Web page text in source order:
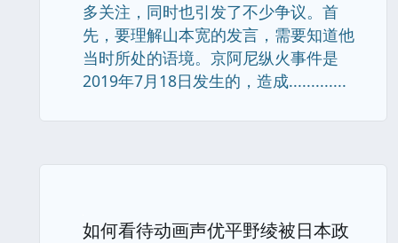
多关注，同时也引发了不少争议。首
先，要理解山本宽的发言，需要知道他
当时所处的语境。京阿尼纵火事件是
2019年7月18日发生的，造成.............
如何看待动画声优平野绫被日本政